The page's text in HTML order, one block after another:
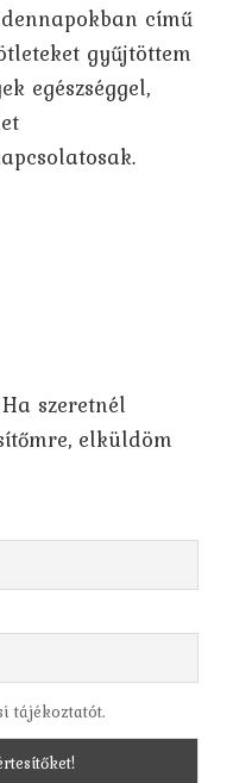
című
gyűjtöttem
egészséggel,
Ha szeretnél
elküldöm
tájékoztatót.